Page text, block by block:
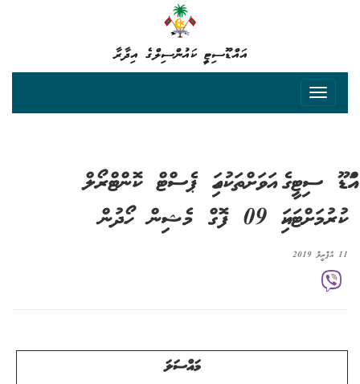
އައްޑޫސިޓީ ކައުންސިލްގެ އިދާރާ
އައްޑޫ ސިޓީގެ އަވަށްތަކުގައި ޕެސްޓް ކޮންޓްރޯލް
ކުރުމަށްޓަކައި 09 ފޮގް މެޝިން ހޯދުން
11 އެޕްރީލް 2019
މައްސަލަ